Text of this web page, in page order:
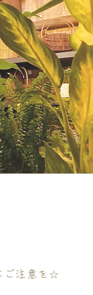
ご注意を☆